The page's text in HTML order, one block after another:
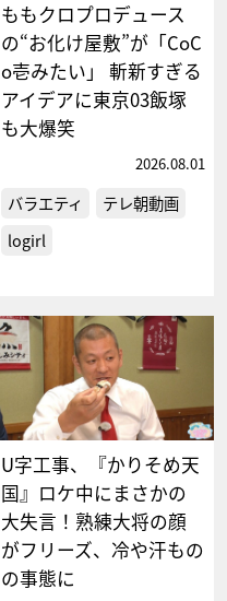
ももクロプロデュース
の“お化け屋敷”が「CoC
o壱みたい」 斬新すぎる
アイデアに東京03飯塚
も大爆笑
2026.08.01
バラエティ
テレ朝動画
logirl
U字工事、『かりそめ天
国』ロケ中にまさかの
大失言！熟練大将の顔
がフリーズ、冷や汗もの
の事態に